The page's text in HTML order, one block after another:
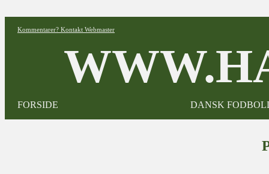
Kommentarer? Kontakt Webmaster
FORSIDE DANSK